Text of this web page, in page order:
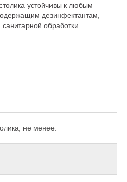
устойчивы к любым
дезинфектантам,
обработки
не менее: